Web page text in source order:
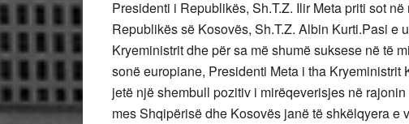
Presidenti i Republikës, Sh.T.Z. Ilir Meta priti sot
Republikës së Kosovës, Sh.T.Z. Albin Kurti.Pasi e
Kryeministrit dhe për sa më shumë suksese në të
sonë europiane, Presidenti Meta i tha Kryeministrit
jetë një shembull pozitiv i mirëqeverisjes në
mes Shqipërisë dhe Kosovës janë të shkëlqyera e